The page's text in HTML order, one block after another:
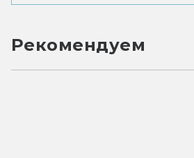
Рекомендуем